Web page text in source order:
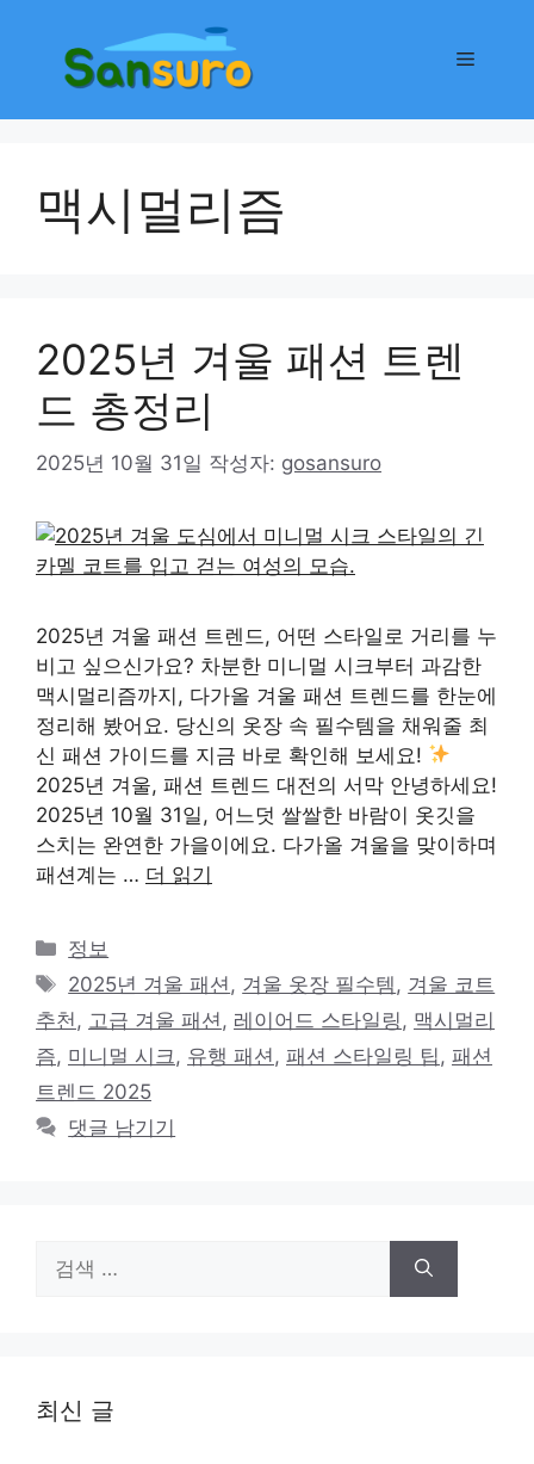
메
맥시멀리즘
2025년 겨울 패션 트렌
드 총정리
2025년 10월 31일 작성자: gosansuro
2025년 겨울 패션 트렌드, 어떤 스타일로 거리를 누
비고 싶으신가요? 차분한 미니멀 시크부터 과감한
맥시멀리즘까지, 다가올 겨울 패션 트렌드를 한눈에
정리해 봤어요. 당신의 옷장 속 필수템을 채워줄 최
신 패션 가이드를 지금 바로 확인해 보세요!
2025년 겨울, 패션 트렌드 대전의 서막 안녕하세요!
2025년 10월 31일, 어느덧 쌀쌀한 바람이 옷깃을
스치는 완연한 가을이에요. 다가올 겨울을 맞이하며
패션계는 … 더 읽기
카
테
리
정보
태
그
2025년 겨울 패션 , 겨울 옷장 필수템 , 겨울 코트
추천 , 고급 겨울 패션 , 레이어드 스타일링 , 맥시멀리
즘, 미니멀 시크 , 유행 패션 , 패션 스타일링 팁 , 패션
트렌드 2025
댓글 남기기
색:
최신 글